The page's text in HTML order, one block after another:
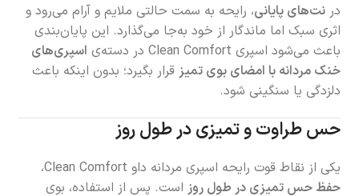
درنت‌های پایانی، رایحه به سمت حالتی ملایم و آرام می‌رود و
اثری سبک اما ماندگار از خود به‌جا می‌گذارد. این پایان‌بندی
باعث می‌شود اسپری Clean Comfort در دسته‌ی
اسپری‌های
خنک مردانه با امضای بوی تمیز قرار بگیرد؛ بدون اینکه باعث
دلزدگی یا سنگینی شود.
حس طراوت و تمیزی در طول روز
یکی از نقاط قوت رایحه اسپری مردانه داو Clean Comfort،
حفظ حس تمیزی در طول روز است. پس از استفاده، بوی